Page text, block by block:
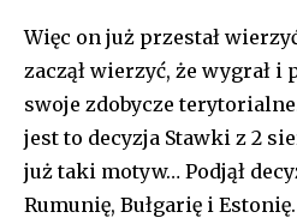
Więc on już przestał
zaczął wierzyć, że wygrał i
swoje zdobycze
jest to decyzja Stawki z 2
już taki motyw… Podjął
Rumunię, Bułgarię i